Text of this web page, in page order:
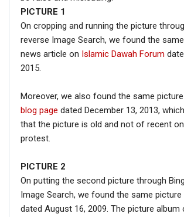
PICTURE 1
On cropping and running the picture
reverse Image Search, we found the
news article on Islamic Dawah Forum
2015.
Moreover, we also found the same
blog page dated December 13, 2013,
that the picture is old and not of recent
protest.
PICTURE 2
On putting the second picture through
Image Search, we found the same picture
dated August 16, 2009. The picture album